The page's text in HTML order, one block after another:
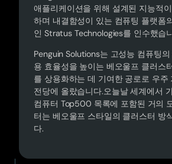
애플리케이션을 위해 설계된 지능적
하며 내결함성이 있는 컴퓨팅 플랫폼
인 Stratus Technologies를 인수했습
Penguin Solutions는 고성능 컴퓨팅
용 효율성을 높이는 베오울프 클러스
를 상용화하는 데 기여한 공로로 우주
전당에 올랐습니다.오늘날 세계에서
컴퓨터 Top500 목록에 포함된 거의
터는 베오울프 스타일의 클러스터 방
다.